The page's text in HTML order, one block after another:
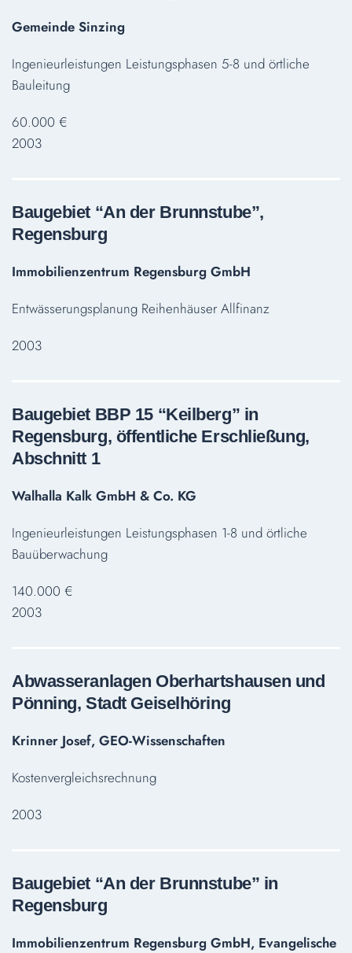
Gemeinde Sinzing
Ingenieurleistungen Leistungsphasen 5-8 und örtliche
Bauleitung
60.000 €
2003
Baugebiet “An der Brunnstube”,
Regensburg
Immobilienzentrum Regensburg GmbH
Entwässerungsplanung Reihenhäuser Allfinanz
2003
Baugebiet BBP 15 “Keilberg” in
Regensburg, öffentliche Erschließung,
Abschnitt 1
Walhalla Kalk GmbH & Co. KG
Ingenieurleistungen Leistungsphasen 1-8 und örtliche
Bauüberwachung
140.000 €
2003
Abwasseranlagen Oberhartshausen und
Pönning, Stadt Geiselhöring
Krinner Josef, GEO-Wissenschaften
Kostenvergleichsrechnung
2003
Baugebiet “An der Brunnstube” in
Regensburg
Immobilienzentrum Regensburg GmbH, Evangelische